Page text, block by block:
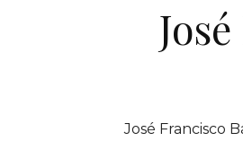
José Francisco